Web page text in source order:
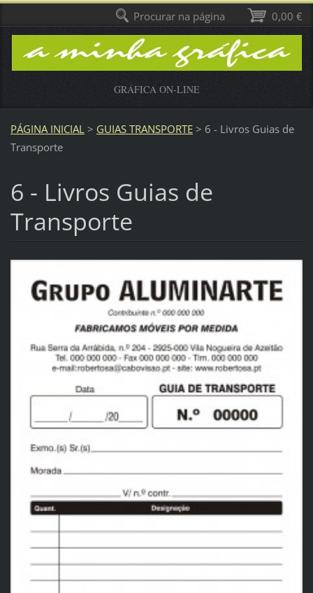
GRÁFICA ON-LINE
PÁGINA INICIAL > GUIAS TRANSPORTE > 6 - Livros Guias de
Transporte
6 - Livros Guias de
Transporte
0,00 €
Procurar na página